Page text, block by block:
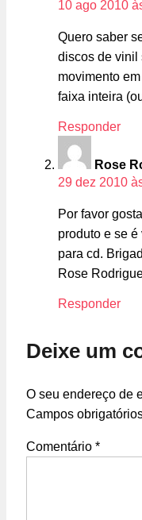
10 ago 2010
Quero saber
discos de vinil
movimento
faixa inteira
Responder
Rose
29 dez 2010
Por favor
produto e se é
para cd.
Rose
Responder
Deixe um
O seu endereço de
Campos
Comentário *